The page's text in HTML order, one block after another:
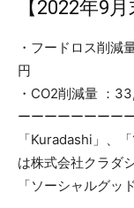
【2022年9
・フードロス削減
円
・CO2削減量 ：
ーーーーーーーー
「Kuradashi」、
は株式会社クラダ
「ソーシャルグッ